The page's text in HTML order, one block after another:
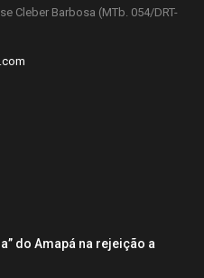
Cleber Barbosa (MTb. 054/DRT-
do Amapá na rejeição a